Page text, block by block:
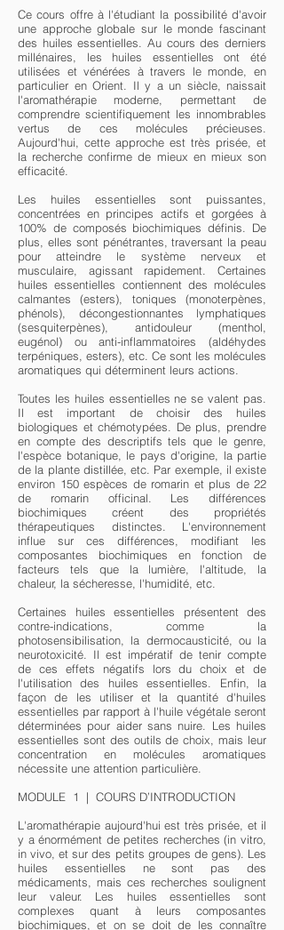
​Ce cours offre à l'étudiant la possibilité d'avoir
une approche globale sur le monde fascinant
des huiles essentielles. Au cours des derniers
millénaires, les huiles essentielles ont été
utilisées et vénérées à travers le monde, en
particulier en Orient. Il y a un siècle, naissait
l'aromathérapie moderne, permettant de
comprendre scientifiquement les innombrables
vertus de ces molécules précieuses.
Aujourd'hui, cette approche est très prisée, et
la recherche confirme de mieux en mieux son
efficacité.
Les huiles essentielles sont puissantes,
concentrées en principes actifs et gorgées à
100% de composés biochimiques définis. De
plus, elles sont pénétrantes, traversant la peau
pour atteindre le système nerveux et
musculaire, agissant rapidement. Certaines
huiles essentielles contiennent des molécules
calmantes (esters), toniques (monoterpènes,
phénols), décongestionnantes lymphatiques
(sesquiterpènes), antidouleur (menthol,
eugénol) ou anti-inflammatoires (aldéhydes
terpéniques, esters), etc. Ce sont les molécules
aromatiques qui déterminent leurs actions.
Toutes les huiles essentielles ne se valent pas.
Il est important de choisir des huiles
biologiques et chémotypées. De plus, prendre
en compte des descriptifs tels que le genre,
l'espèce botanique, le pays d'origine, la partie
de la plante distillée, etc. Par exemple, il existe
environ 150 espèces de romarin et plus de 22
de romarin officinal. Les différences
biochimiques créent des propriétés
thérapeutiques distinctes. L'environnement
influe sur ces différences, modifiant les
composantes biochimiques en fonction de
facteurs tels que la lumière, l'altitude, la
chaleur, la sécheresse, l'humidité, etc.
Certaines huiles essentielles présentent des
contre-indications, comme la
photosensibilisation, la dermocausticité, ou la
neurotoxicité. Il est impératif de tenir compte
de ces effets négatifs lors du choix et de
l'utilisation des huiles essentielles. Enfin, la
façon de les utiliser et la quantité d'huiles
essentielles par rapport à l'huile végétale seront
déterminées pour aider sans nuire. Les huiles
essentielles sont des outils de choix, mais leur
concentration en molécules aromatiques
nécessite une attention particulière.
MODULE 1 | COURS D’INTRODUCTION
L'aromathérapie aujourd'hui est très prisée, et il
y a énormément de petites recherches (in vitro,
in vivo, et sur des petits groupes de gens). Les
huiles essentielles ne sont pas des
médicaments, mais ces recherches soulignent
leur valeur. Les huiles essentielles sont
complexes quant à leurs composantes
biochimiques, et on se doit de les connaître